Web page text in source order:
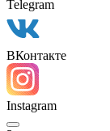
Группа компаний
договорам купли
сертификатам
возможности
© 2025 ГК «УСК»
Позвонить